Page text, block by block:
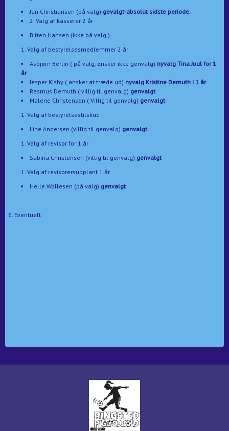
Jan Christiansen (på valg) gevalgt-absolut sidste periode.
2. Valg af kasserer 2 år
Bitten Hansen (ikke på valg )
Valg af bestyrelsesmedlemmer 2 år
Asbjørn Berlin ( på valg, ønsker ikke genvalg) nyvalg Tina Juul for 1
år
Jesper Kisby ( ønsker at træde ud) nyvalg Kristine Demuth i 1 år
Rasmus Demuth ( villig til genvalg) genvalgt
Malene Christensen ( Villig til genvalg) genvalgt
Valg af bestyrelsestilskud
Line Andersen (villig til genvalg) genvalgt
Valg af revisor for 1 år
Sabina Christensen (villig til genvalg) genvalgt
Valg af revisorersupplant 1 år
Helle Wollesen (på valg) genvalgt
6. Eventuelt